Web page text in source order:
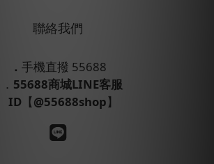
聯絡我們
． 手機直撥 55688
． 55688商城LINE客服
ID 【@55688shop】